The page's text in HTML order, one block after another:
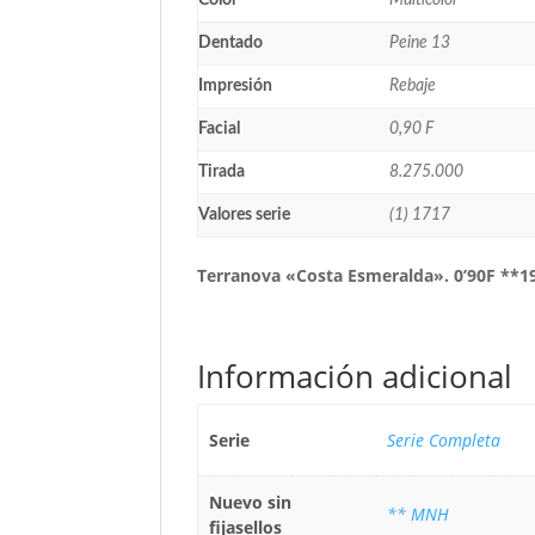
Dentado Peine 13
Impresión Rebaje
Facial 0,90 F
Tirada 8.275.000
Valores serie (1) 1717
Terranova «Costa Esmeralda». 0’90F
Información adicional
Serie Serie Completa
Nuevo sin
fijasellos
** MNH